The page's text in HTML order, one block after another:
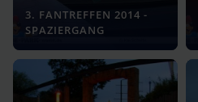
3. FANTREFFEN 2014 -
SPAZIERGANG